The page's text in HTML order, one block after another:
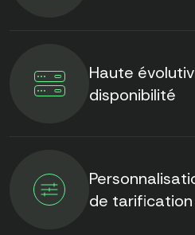
Haute
disponibilité
de tarification